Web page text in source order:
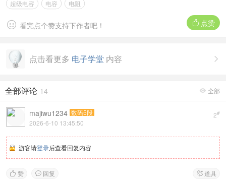
超级电容 电容 电阻
 点赞
 看完点个赞支持下作者吧！

点击看更多 电子学堂 内容
 全部
全部评论 14
2#
majiwu1234 数码5段
2026-6-10 13:45:50
游客请登录后查看回复内容
 赞  回复  道具